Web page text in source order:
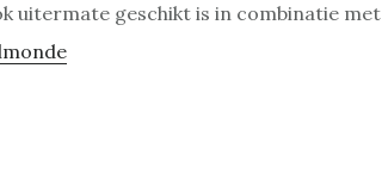
uitermate geschikt is in combinatie met